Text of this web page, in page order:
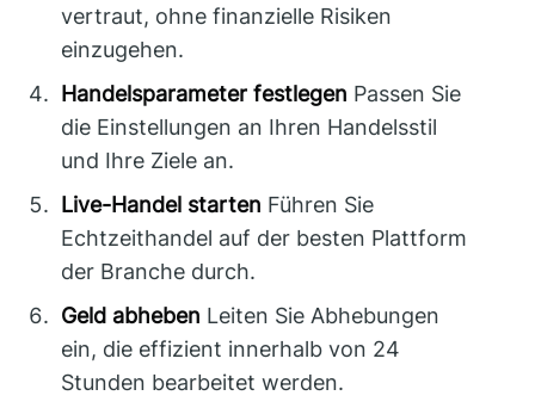
vertraut, ohne finanzielle Risiken
einzugehen.
Handelsparameter festlegen Passen Sie
die Einstellungen an Ihren Handelsstil
und Ihre Ziele an.
Live-Handel starten Führen Sie
Echtzeithandel auf der besten Plattform
der Branche durch.
Geld abheben Leiten Sie Abhebungen
ein, die effizient innerhalb von 24
Stunden bearbeitet werden.